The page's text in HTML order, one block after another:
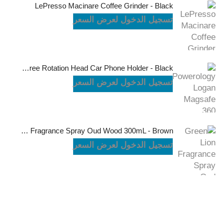
LePresso Macinare Coffee Grinder - Black
تسجيل الدخول لعرض السعر
Powerology Logan Magsafe 360 Degree Rotation Head Car Phone Holder - Black
تسجيل الدخول لعرض السعر
Green Lion Fragrance Spray Oud Wood 300mL - Brown
تسجيل الدخول لعرض السعر